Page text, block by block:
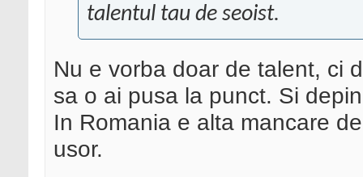
talentul tau de seoist.
Nu e vorba doar de talent, ci
sa o ai pusa la punct. Si
In Romania e alta mancare
usor.